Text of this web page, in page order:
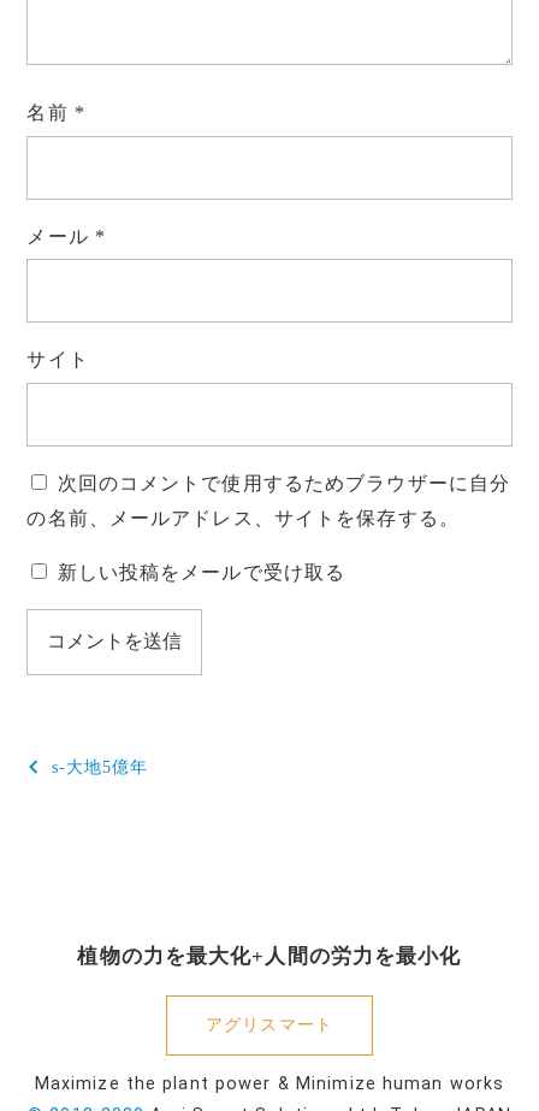
名前 *
メール *
サイト
次回のコメントで使用するためブラウザーに自分
の名前、メールアドレス、サイトを保存する。
新しい投稿をメールで受け取る
投
s-大地5億年
植物の力を最大化+人間の労力を最小化
アグリスマート
Maximize the plant power & Minimize human works